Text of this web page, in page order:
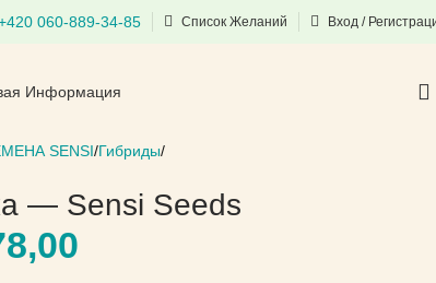
060-889-34-85 Список Желаний Вход /
Информация
SENSI Гибриды
— Sensi Seeds